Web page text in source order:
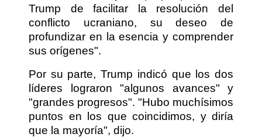
Trump de facilitar la resolución del
conflicto ucraniano, su deseo de
profundizar en la esencia y comprender
sus orígenes".
Por su parte, Trump indicó que los dos
líderes lograron "algunos avances" y
"grandes progresos". "Hubo muchísimos
puntos en los que coincidimos, y diría
que la mayoría", dijo.